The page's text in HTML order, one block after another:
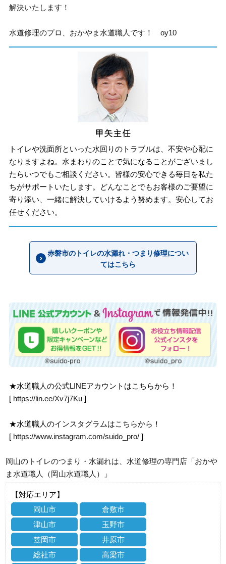
解決いたします！
水道修理のプロ、おかやま水道職人です！ oy10
トイレや洗面所といった水回りのトラブルは、不安や心配に
なりますよね。水まわりのことで気になることがございまし
たらいつでもご相談ください。皆様の安心できる毎日を私た
ちがサポートいたします。どんなことでもお客様のご要望に
寄り添い、一緒に解決していけるよう努めます。安心してお
任せください。
赤磐市のトイレの水漏れ・つまり修理につい
てはこちら
★水道職人の公式LINEアカウントはこちらから！
[ https://lin.ee/Xv7j7Ku ]
★水道職人のインスタグラムはこちらから！
[ https://www.instagram.com/suido_pro/ ]
岡山のトイレのつまり・水漏れは、水道修理の専門店「おかや
ま水道職人（岡山水道職人）」
【対応エリア】
岡山市
倉敷市
津山市
玉野市
笠岡市
井原市
総社市
高梁市